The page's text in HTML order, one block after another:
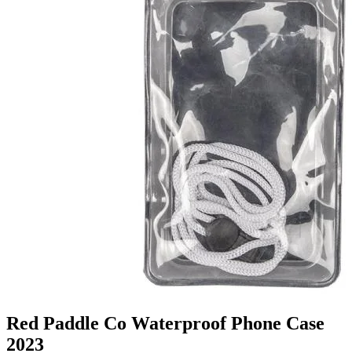
Red Paddle Co Waterproof Phone Case
2023